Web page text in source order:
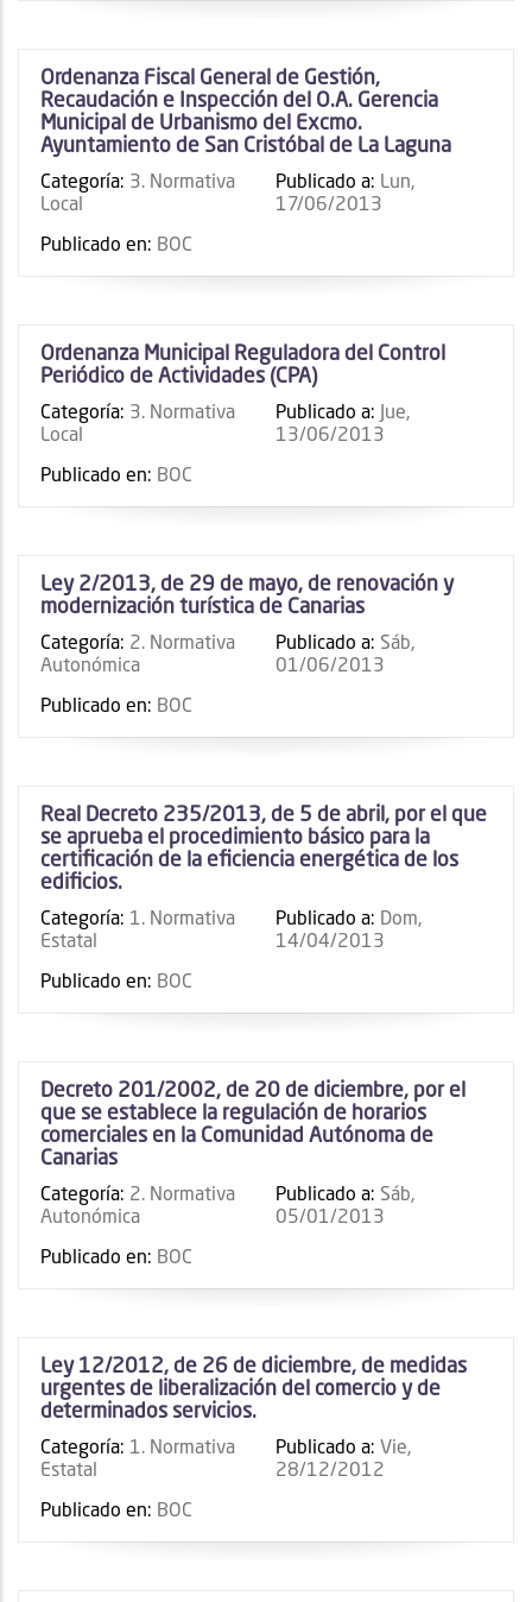
Ordenanza Fiscal General de Gestión,
Recaudación e Inspección del O.A. Gerencia
Municipal de Urbanismo del Excmo.
Ayuntamiento de San Cristóbal de La Laguna
Categoría: 3. Normativa
Local
Publicado en: BOC
Publicado a: Lun,
17/06/2013
Ordenanza Municipal Reguladora del Control
Periódico de Actividades (CPA)
Categoría: 3. Normativa
Local
Publicado en: BOC
Publicado a:
Jue,
13/06/2013
Ley 2/2013, de 29 de mayo, de renovación y
modernización turística de Canarias
Categoría: 2. Normativa
Autonómica
Publicado en: BOC
Publicado a: Sáb,
01/06/2013
Real Decreto 235/2013, de 5 de abril, por el que
se aprueba el procedimiento básico para la
certificación de la eficiencia energética de los
edificios.
Categoría: 1. Normativa
Estatal
Publicado en: BOC
Publicado a: Dom,
14/04/2013
Decreto 201/2002, de 20 de diciembre, por el
que se establece la regulación de horarios
comerciales en la Comunidad Autónoma de
Canarias
Categoría: 2. Normativa
Autonómica
Publicado en: BOC
Publicado a: Sáb,
05/01/2013
Ley 12/2012, de 26 de diciembre, de medidas
urgentes de liberalización del comercio y de
determinados servicios.
Categoría: 1. Normativa
Estatal
Publicado en: BOC
Publicado a: Vie,
28/12/2012